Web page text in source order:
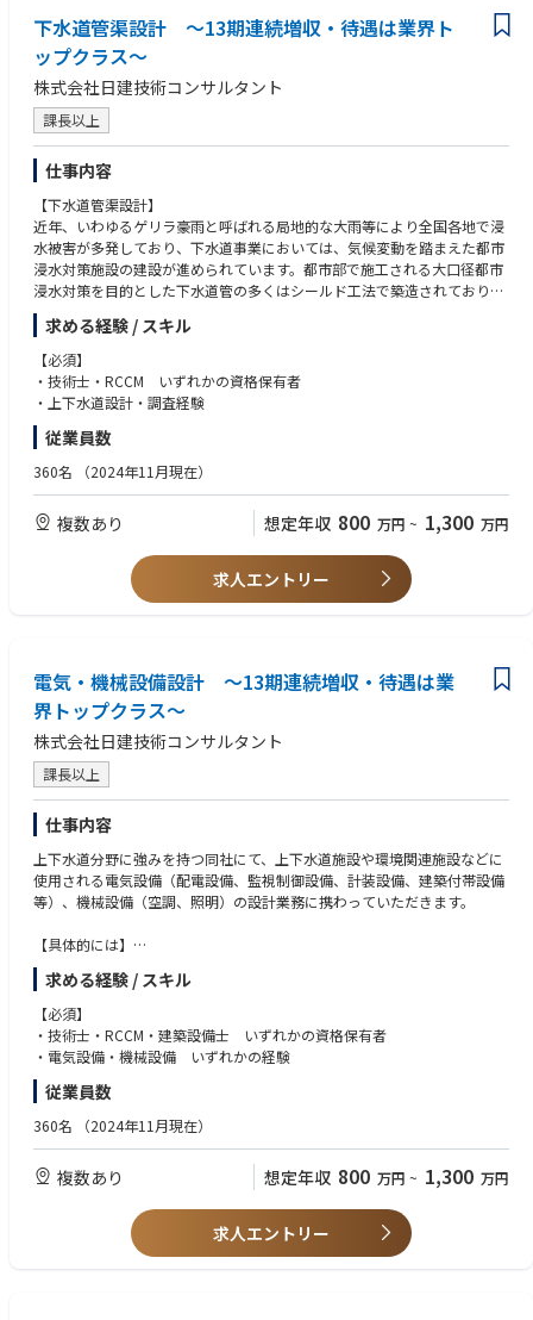
下水道管渠設計 ～13期連続増収・待遇は業界ト
ップクラス～
株式会社日建技術コンサルタント
課長以上
仕事内容
【下水道管渠設計】
近年、いわゆるゲリラ豪雨と呼ばれる局地的な大雨等により全国各地で浸
水被害が多発しており、下水道事業においては、気候変動を踏まえた都市
浸水対策施設の建設が進められています。都市部で施工される大口径都市
浸水対策を目的とした下水道管の多くはシールド工法で築造されており、
近年の地下利用状況に連動して大深度で計画される事が増えています。下
水道管渠工事は、一般的に大部分が市街地道路内での施工となるため、道
路交通や周辺環境等への影響、あるいは輻輳した地下埋設物道路橋基礎と
の近接施工など、厳しい制約条件の中で行われています。そのことから、
経済性・施工性・維持管理性それぞれの観点を考え設計を行います。
※中途採用募集要項という冊子を準備しておりますので、選考時にお渡し
させて頂きます。
求める経験 / スキル
【必須】
・技術士・RCCM いずれかの資格保有者
・上下水道設計・調査経験
従業員数
360名 （2024年11月現在）
複数あり 想定年収 800 万円 ~ 1,300 万円
求人エントリー
電気・機械設備設計 ～13期連続増収・待遇は業
界トップクラス～
株式会社日建技術コンサルタント
課長以上
仕事内容
上下水道分野に強みを持つ同社にて、上下水道施設や環境関連施設などに
使用される電気設備（配電設備、監視制御設備、計装設備、建築付帯設備
等）、機械設備（空調、照明）の設計業務に携わっていただきます。
【具体的には】
■調査、診断
■法手続
■基本構想および基本計画策定
■基本設計、詳細設計 など
※新規案件が3割、既存案件が7割程度となります。
※中途採用募集要項という冊子を準備しておりますので、選考時にお渡し
させて頂きます。
求める経験 / スキル
【必須】
・技術士・RCCM・建築設備士 いずれかの資格保有者
・電気設備・機械設備 いずれかの経験
従業員数
360名 （2024年11月現在）
複数あり 想定年収 800 万円 ~ 1,300 万円
求人エントリー